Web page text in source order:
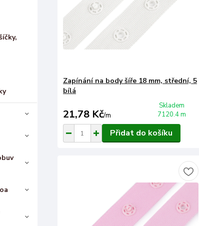
Zapínání na body šíře 18 mm, střední, 5
bílá
21,78 Kč/m
Skladem
7120.4 m
Přidat do košíku